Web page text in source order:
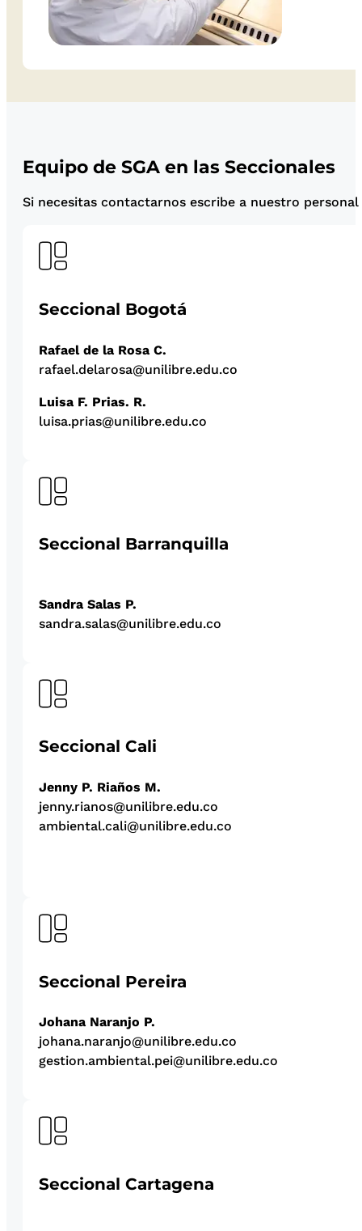
Equipo de SGA en las Seccionales
Si necesitas contactarnos escribe a nuestro
Seccional Bogotá
Rafael de la Rosa C.
rafael.delarosa@unilibre.edu.co
Luisa F. Prias. R.
luisa.prias@unilibre.edu.co
Seccional Barranquilla
Sandra Salas P.
sandra.salas@unilibre.edu.co
Seccional Cali
Jenny P. Riaños M.
jenny.rianos@unilibre.edu.co
ambiental.cali@unilibre.edu.co
Seccional Pereira
Johana Naranjo P.
johana.naranjo@unilibre.edu.co
gestion.ambiental.pei@unilibre.edu.co
Seccional Cartagena